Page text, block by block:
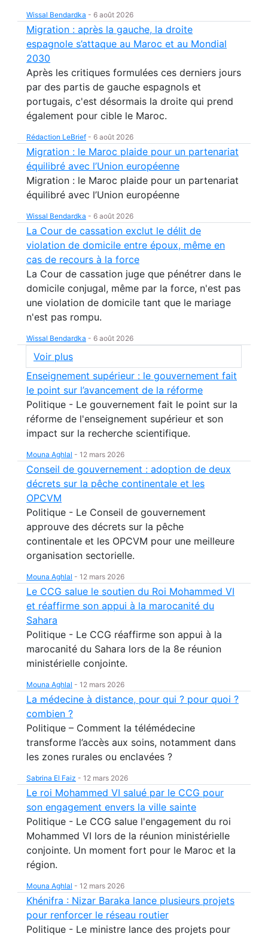
Wissal Bendardka - 6 août 2026
Migration : après la gauche, la droite
espagnole s’attaque au Maroc et au Mondial
2030
Après les critiques formulées ces derniers jours
par des partis de gauche espagnols et
portugais, c'est désormais la droite qui prend
également pour cible le Maroc.
Rédaction LeBrief - 6 août 2026
Migration : le Maroc plaide pour un partenariat
équilibré avec l’Union européenne
Migration : le Maroc plaide pour un partenariat
équilibré avec l’Union européenne
Wissal Bendardka - 6 août 2026
La Cour de cassation exclut le délit de
violation de domicile entre époux, même en
cas de recours à la force
La Cour de cassation juge que pénétrer dans le
domicile conjugal, même par la force, n'est pas
une violation de domicile tant que le mariage
n'est pas rompu.
Wissal Bendardka - 6 août 2026
Voir plus
Enseignement supérieur : le gouvernement fait
le point sur l’avancement de la réforme
Politique - Le gouvernement fait le point sur la
réforme de l'enseignement supérieur et son
impact sur la recherche scientifique.
Mouna Aghlal - 12 mars 2026
Conseil de gouvernement : adoption de deux
décrets sur la pêche continentale et les
OPCVM
Politique - Le Conseil de gouvernement
approuve des décrets sur la pêche
continentale et les OPCVM pour une meilleure
organisation sectorielle.
Mouna Aghlal - 12 mars 2026
Le CCG salue le soutien du Roi Mohammed VI
et réaffirme son appui à la marocanité du
Sahara
Politique - Le CCG réaffirme son appui à la
marocanité du Sahara lors de la 8e réunion
ministérielle conjointe.
Mouna Aghlal - 12 mars 2026
La médecine à distance, pour qui ? pour quoi ?
combien ?
Politique – Comment la télémédecine
transforme l’accès aux soins, notamment dans
les zones rurales ou enclavées ?
Sabrina El Faiz - 12 mars 2026
Le roi Mohammed VI salué par le CCG pour
son engagement envers la ville sainte
Politique - Le CCG salue l'engagement du roi
Mohammed VI lors de la réunion ministérielle
conjointe. Un moment fort pour le Maroc et la
région.
Mouna Aghlal - 12 mars 2026
Khénifra : Nizar Baraka lance plusieurs projets
pour renforcer le réseau routier
Politique - Le ministre lance des projets pour